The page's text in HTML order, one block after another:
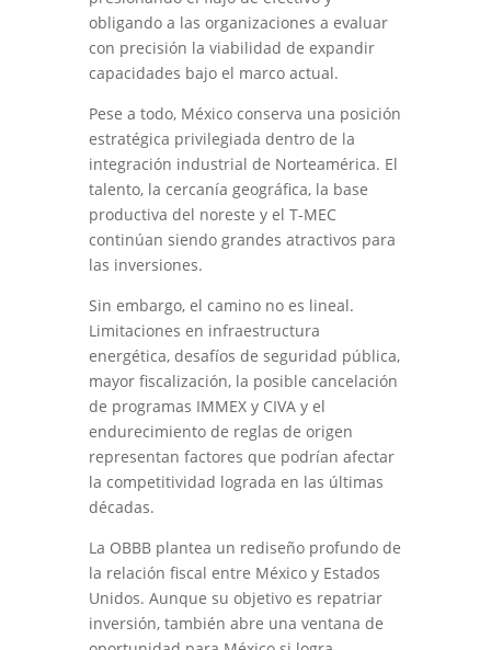
obligando a las organizaciones a evaluar
con precisión la viabilidad de expandir
capacidades bajo el marco actual.
Pese a todo, México conserva una posición
estratégica privilegiada dentro de la
integración industrial de Norteamérica. El
talento, la cercanía geográfica, la base
productiva del noreste y el T-MEC
continúan siendo grandes atractivos para
las inversiones.
Sin embargo, el camino no es lineal.
Limitaciones en infraestructura
energética, desafíos de seguridad pública,
mayor fiscalización, la posible cancelación
de programas IMMEX y CIVA y el
endurecimiento de reglas de origen
representan factores que podrían afectar
la competitividad lograda en las últimas
décadas.
La OBBB plantea un rediseño profundo de
la relación fiscal entre México y Estados
Unidos. Aunque su objetivo es repatriar
inversión, también abre una ventana de